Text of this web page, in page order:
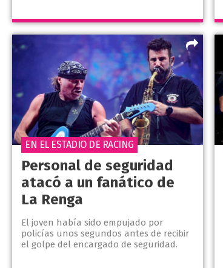
Personal de seguridad
atacó a un fanático de
La Renga
El joven había sido empujado por
policías unos segundos antes de recibir
el golpe del encargado de seguridad.
EN EL ESTADIO DE RACING